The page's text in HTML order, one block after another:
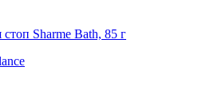
Sharme Bath, 85 г